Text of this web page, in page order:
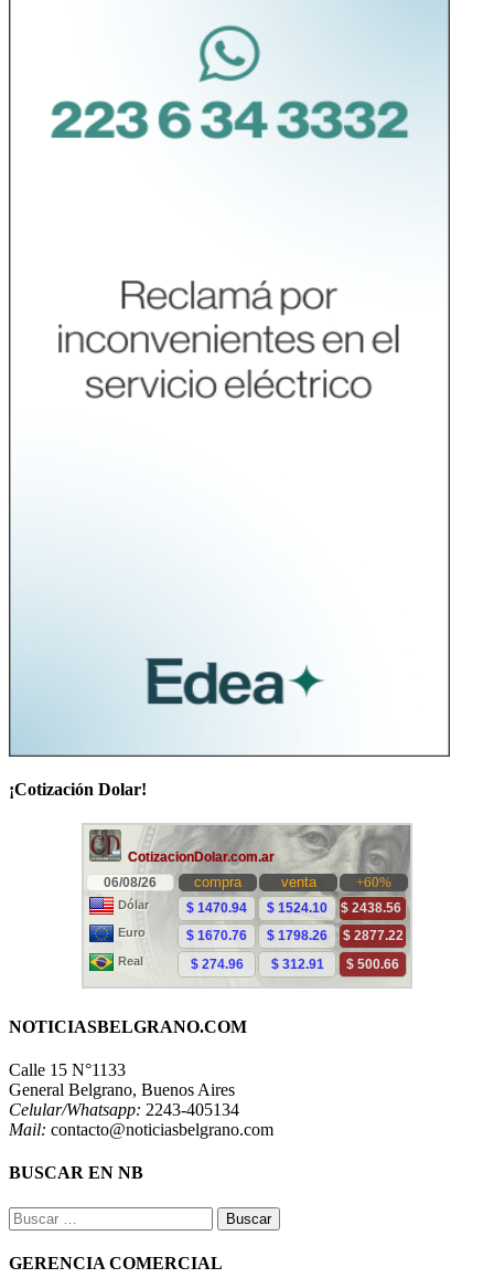
¡Cotización Dolar!
NOTICIASBELGRANO.COM
Calle 15 N°1133
General Belgrano, Buenos Aires
Celular/Whatsapp: 2243-405134
Mail: contacto@noticiasbelgrano.com
BUSCAR EN NB
Buscar:
GERENCIA COMERCIAL